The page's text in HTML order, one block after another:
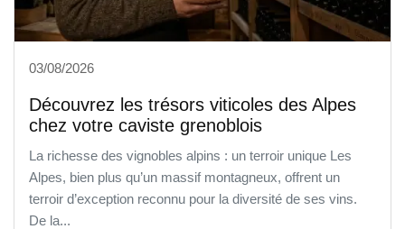
03/08/2026
Découvrez les trésors viticoles des Alpes
chez votre caviste grenoblois
La richesse des vignobles alpins : un terroir unique Les
Alpes, bien plus qu’un massif montagneux, offrent un
terroir d’exception reconnu pour la diversité de ses vins.
De la...